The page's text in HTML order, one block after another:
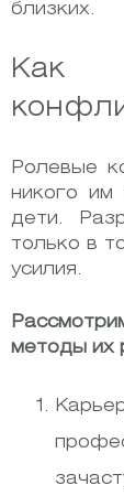
близких.
Как
Ролевые
никого им
дети.
только в
усилия.
методы их